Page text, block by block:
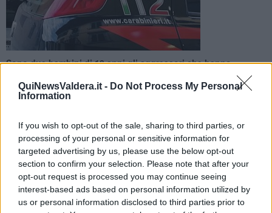
QuiNewsValdera.it - Do Not Process My Personal
Information
If you wish to opt-out of the sale, sharing to third parties, or
processing of your personal or sensitive information for
targeted advertising by us, please use the below opt-out
section to confirm your selection. Please note that after your
opt-out request is processed you may continue seeing
interest-based ads based on personal information utilized by
us or personal information disclosed to third parties prior to
Sono due bambini di 10 anni gli aggressori che hanno
schiaffeggiato e minacciato due coetanei. Allertato il Tribunale
dei minorenni di Firenze
PONSACCO —I carabinieri hanno identificato idue bambinidi 10
anni che, qualche giorno fa, hannoschiaffeggiatoeminacciato
con una spranga di ferro altri due coetanei.
A seguito di quest’episodio di bullismo, i genitori delle due piccole